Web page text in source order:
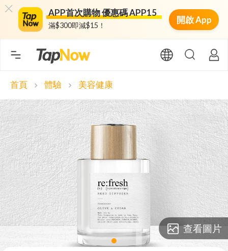
APP首次購物 優惠碼 APP15
滿$300即減$15！
開啟 App
首頁 chevron_right 體驗 chevron_right 美容健康
lens
查看圖片